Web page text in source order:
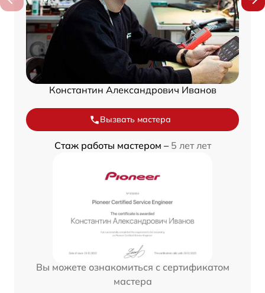
Константин Александрович Иванов
Вызвать мастера
Стаж работы мастером – 5 лет лет
Вы можете ознакомиться с сертификатом
мастера